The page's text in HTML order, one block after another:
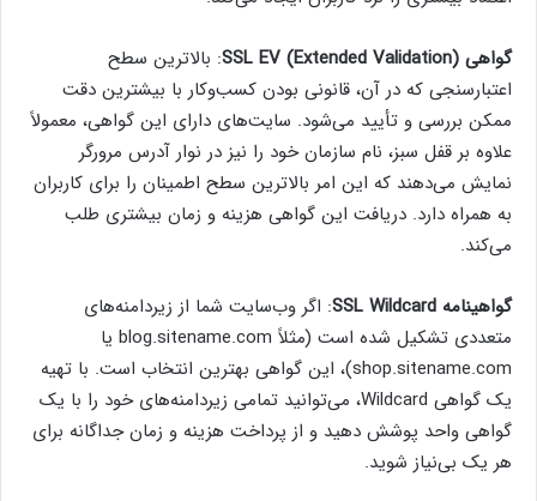
گواهی SSL EV (Extended Validation)
: بالاترین سطح
اعتبارسنجی که در آن، قانونی بودن کسب‌وکار با بیشترین دقت
ممکن بررسی و تأیید می‌شود. سایت‌های دارای این گواهی، معمولاً
علاوه بر قفل سبز، نام سازمان خود را نیز در نوار آدرس مرورگر
نمایش می‌دهند که این امر بالاترین سطح اطمینان را برای کاربران
به همراه دارد. دریافت این گواهی هزینه و زمان بیشتری طلب
می‌کند.
گواهینامه SSL Wildcard
: اگر وب‌سایت شما از زیردامنه‌های
متعددی تشکیل شده است (مثلاً blog.sitename.com یا
shop.sitename.com)، این گواهی بهترین انتخاب است. با تهیه
یک گواهی Wildcard، می‌توانید تمامی زیردامنه‌های خود را با یک
گواهی واحد پوشش دهید و از پرداخت هزینه و زمان جداگانه برای
هر یک بی‌نیاز شوید.